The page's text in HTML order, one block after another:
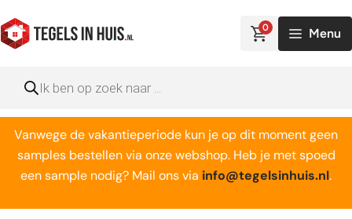
naar
de
0 Menu
zoeken
Vanwege de vakantieperiode kun je op dit moment geen
samples bestellen via onze webshop. Heb je met spoed
een sample nodig? Mail ons via info@tegelsinhuis.nl.